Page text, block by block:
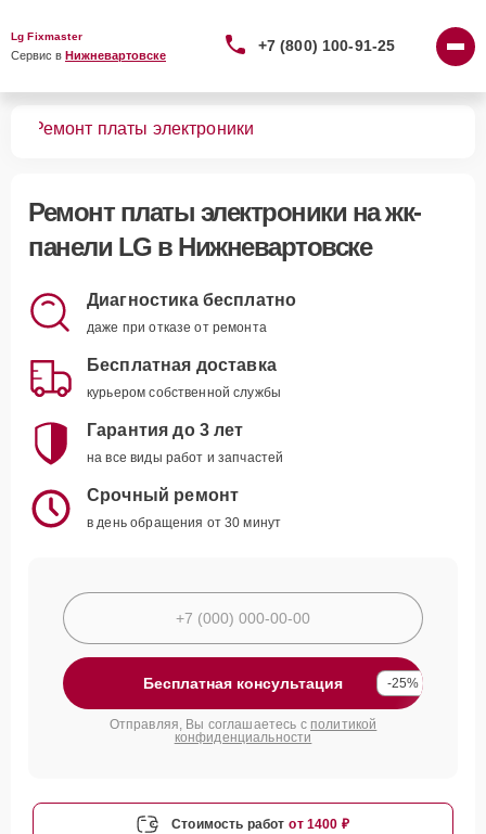
Lg Fixmaster
Сервис в Нижневартовске
+7 (800) 100-91-25
Ремонт платы электроники
Ремонт платы электроники на жк-
панели LG в Нижневартовске
Диагностика бесплатно
даже при отказе от ремонта
Бесплатная доставка
курьером собственной службы
Гарантия до 3 лет
на все виды работ и запчастей
Срочный ремонт
в день обращения от 30 минут
Бесплатная консультация -25%
Отправляя, Вы соглашаетесь с политикой
конфиденциальности
Стоимость работ от 1400 ₽